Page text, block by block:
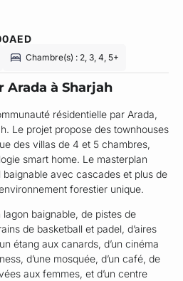
AED
Chambre(s) : 2, 3, 4, 5+
Arada à Sharjah
résidentielle par Arada,
Le projet propose des townhouses
des villas de 4 et 5 chambres,
smart home. Le masterplan
avec cascades et plus de
forestier unique.
lagon baignable, de pistes de
de basketball et padel, d’aires
étang aux canards, d’un cinéma
d’une mosquée, d’un café, de
aux femmes, et d’un centre